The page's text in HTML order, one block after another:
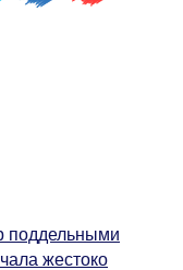
поддельными
жестоко